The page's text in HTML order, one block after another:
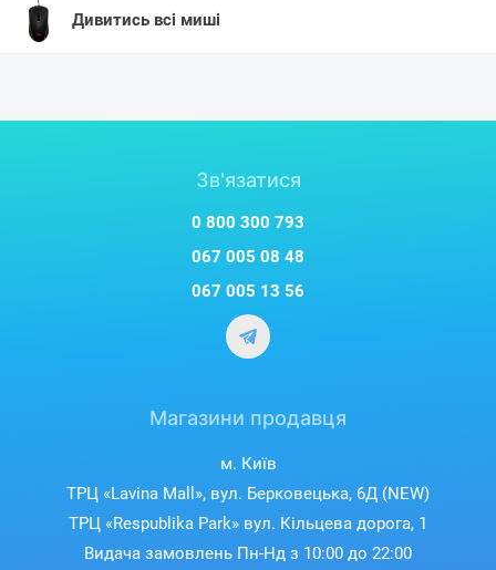
Дивитись всі миші
Зв'язатися
0 800 300 793
067 005 08 48
067 005 13 56
Магазини продавця
м. Київ
ТРЦ «Lavina Mall», вул. Берковецька, 6Д (NEW)
ТРЦ «Respublika Park» вул. Кільцева дорога, 1
Видача замовлень Пн-Нд з 10:00 до 22:00